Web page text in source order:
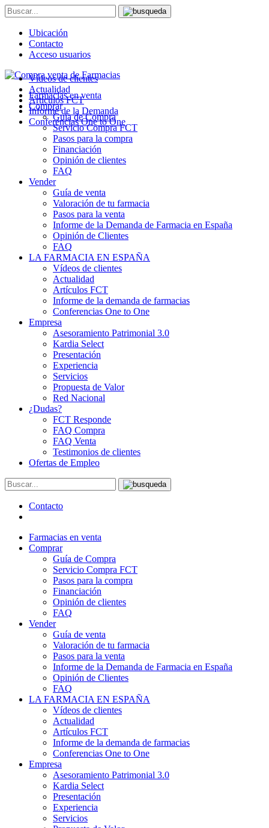
Ubicación
Contacto
Acceso usuarios
Farmacias en venta
Comprar
Guía de Compra
Servicio Compra FCT
Pasos para la compra
Financiación
Opinión de clientes
FAQ
Vender
Guía de venta
Valoración de tu farmacia
Pasos para la venta
Informe de la Demanda de Farmacia en España
Opinión de Clientes
FAQ
LA FARMACIA EN ESPAÑA
Vídeos de clientes
Actualidad
Artículos FCT
Informe de la demanda de farmacias
Conferencias One to One
Empresa
Asesoramiento Patrimonial 3.0
Kardia Select
Presentación
Experiencia
Servicios
Propuesta de Valor
Red Nacional
¿Dudas?
FCT Responde
FAQ Compra
FAQ Venta
Testimonios de clientes
Ofertas de Empleo
Contacto
Farmacias en venta
Comprar
Guía de Compra
Servicio Compra FCT
Pasos para la compra
Financiación
Opinión de clientes
FAQ
Vender
Guía de venta
Valoración de tu farmacia
Pasos para la venta
Informe de la Demanda de Farmacia en España
Opinión de Clientes
FAQ
LA FARMACIA EN ESPAÑA
Vídeos de clientes
Actualidad
Artículos FCT
Informe de la demanda de farmacias
Conferencias One to One
Empresa
Asesoramiento Patrimonial 3.0
Kardia Select
Presentación
Experiencia
Servicios
Vídeos de clientes
Actualidad
Artículos FCT
Informe de la Demanda
Conferencias One to One